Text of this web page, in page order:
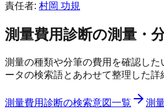
責任者: 村岡 功規
測量費用診断の測量・
測量の種類や分筆の費用を確認した
ータの検索語とあわせて整理した詳
測量費用診断の検索意図一覧 測